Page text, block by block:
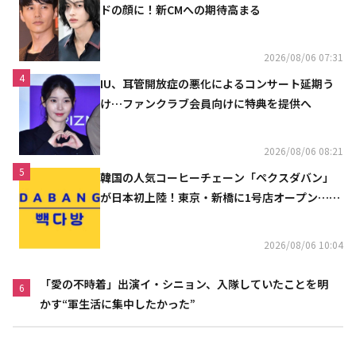
ドの顔に！新CMへの期待高まる
2026/08/06 07:31
4
IU、耳管開放症の悪化によるコンサート延期う
け…ファンクラブ会員向けに特典を提供へ
2026/08/06 08:21
5
韓国の人気コーヒーチェーン「ペクスダバン」
が日本初上陸！東京・新橋に1号店オープン…海
2026/08/06 10:04
6
「愛の不時着」出演イ・シニョン、入隊していたことを明
かす“軍生活に集中したかった”